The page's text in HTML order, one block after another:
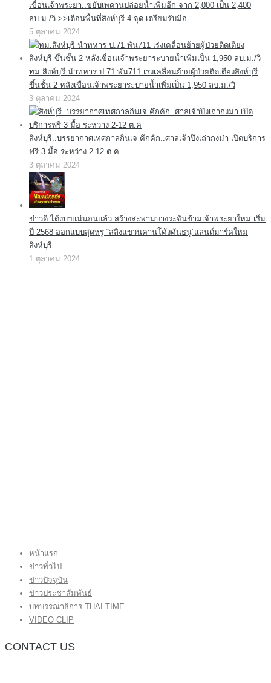
เขื่อนเจ้าพระยา..ขยับเพดานปล่อยน้ำเพิ่มอีก จาก 2,000 เป็น 2,400
ลบ.ม./วิ >>เตือนพื้นที่สิงห์บุรี 4 จุด เตรียมรับมือ
5 ตุลาคม 2024
ทม.สิงห์บุรี นำทหาร ป.71 พัน711 เร่งเคลื่อนย้ายผู้ป่วยติดเตียงสิงห์บุรี
ขึ้นชั้น 2 หลังเขื่อนเจ้าพระยาระบายน้ำเพิ่มเป็น 1,950 ลบ.ม./วิ
3 ตุลาคม 2024
สิงห์บุรี..บรรยากาศเทศกาลกินเจ คึกคัก..ศาลเจ้าปึงเถ่ากงม่า เปิดบริการ
ฟรี 3 มื้อ ระหว่าง 2-12 ต.ค
3 ตุลาคม 2024
ข่าวดี ได้งบฯแน่นอนแล้ว สร้างสะพานบางระจันข้ามเจ้าพระยาใหม่ เริ่ม
ปี 2568 ออกแบบสุดหรู “สลิงแขวนคานโค้งคันธนู”แลนด์มาร์คใหม่
สิงห์บุรี
1 ตุลาคม 2024
หน้าแรก
ข่าวทั่วไป
ข่าวปัจจุบัน
ข่าวประชาสัมพันธ์
บทบรรณาธิการ THAI TIME
VIDEO CLIP
CONTACT US